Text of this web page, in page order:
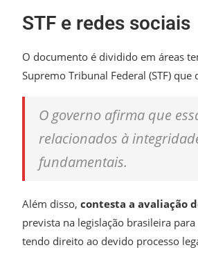
STF e redes sociais
O documento é dividido em áreas
Supremo Tribunal Federal (STF)
O governo afirma que
relacionados à
fundamentais.
Além disso, contesta a avaliação
prevista na legislação brasileira
tendo direito ao devido processo